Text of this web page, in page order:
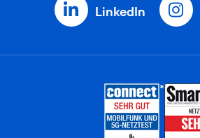
LinkedIn